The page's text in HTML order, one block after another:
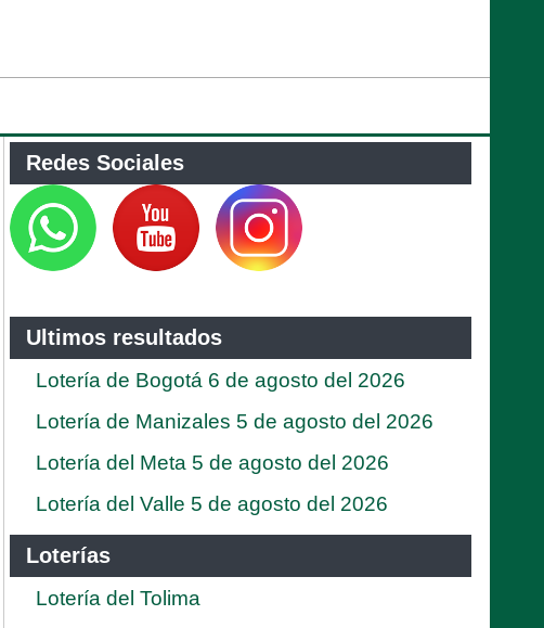
Redes Sociales
Ultimos resultados
Lotería de Bogotá 6 de agosto del 2026
Lotería de Manizales 5 de agosto del 2026
Lotería del Meta 5 de agosto del 2026
Lotería del Valle 5 de agosto del 2026
Loterías
Lotería del Tolima